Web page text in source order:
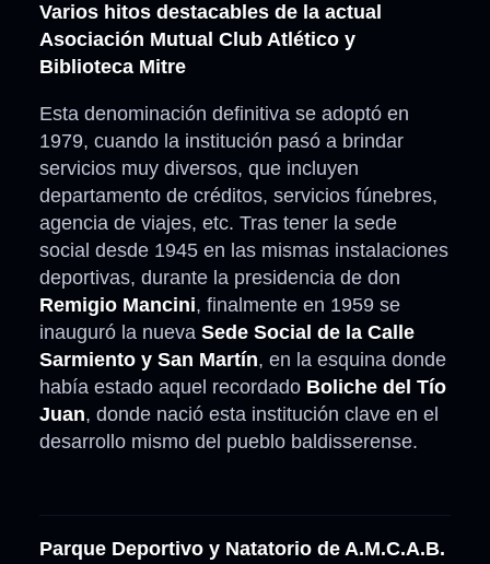
Varios hitos destacables de la actual
Asociación Mutual Club Atlético y
Biblioteca Mitre
Esta denominación definitiva se adoptó en
1979, cuando la institución pasó a brindar
servicios muy diversos, que incluyen
departamento de créditos, servicios fúnebres,
agencia de viajes, etc. Tras tener la sede
social desde 1945 en las mismas instalaciones
deportivas, durante la presidencia de don
Remigio Mancini, finalmente en 1959 se
inauguró la nueva Sede Social de la Calle
Sarmiento y San Martín, en la esquina donde
había estado aquel recordado Boliche del Tío
Juan, donde nació esta institución clave en el
desarrollo mismo del pueblo baldisserense.
Parque Deportivo y Natatorio de A.M.C.A.B.